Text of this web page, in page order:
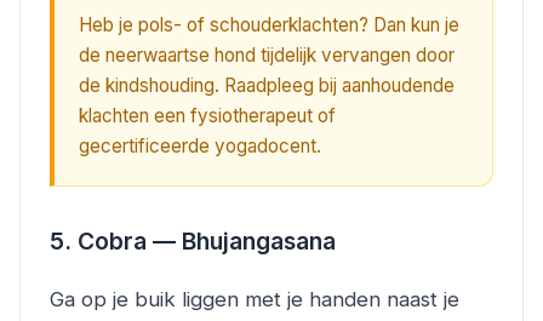
Heb je pols- of schouderklachten? Dan kun je
de neerwaartse hond tijdelijk vervangen door
de kindshouding. Raadpleeg bij aanhoudende
klachten een fysiotherapeut of
gecertificeerde yogadocent.
5. Cobra — Bhujangasana
Ga op je buik liggen met je handen naast je